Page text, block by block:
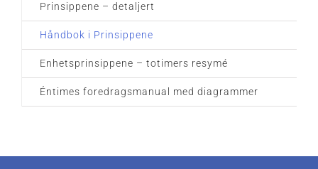
Prinsippene – detaljert
Håndbok i Prinsippene
Enhetsprinsippene – totimers resymé
Éntimes foredragsmanual med diagrammer